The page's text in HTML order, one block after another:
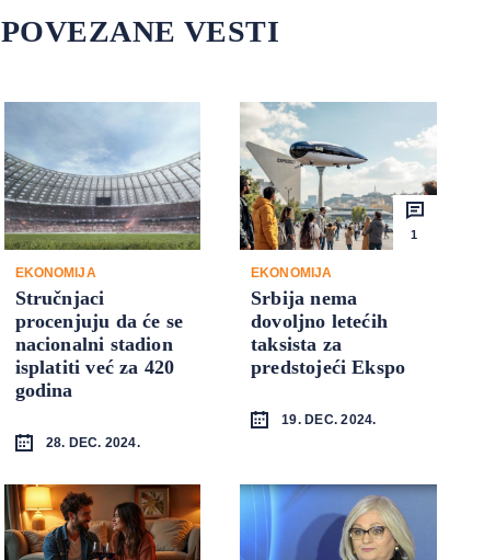
POVEZANE VESTI
EKONOMIJA
Stručnjaci
procenjuju da će se
nacionalni stadion
isplatiti već za 420
godina
28. DEC. 2024.
1
EKONOMIJA
Srbija nema
dovoljno letećih
taksista za
predstojeći Ekspo
19. DEC. 2024.